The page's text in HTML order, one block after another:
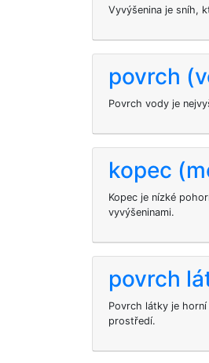
Vyvýšenina je sníh,
povrch
Povrch vody je
kopec
Kopec je nízké
vyvýšeninami.
povrch
Povrch látky je
prostředí.